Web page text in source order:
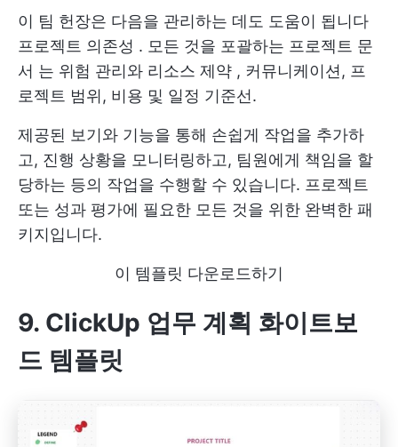
이 팀 헌장은 다음을 관리하는 데도 도움이 됩니다
프로젝트 의존성 . 모든 것을 포괄하는 프로젝트 문
서 는 위험 관리와 리소스 제약 , 커뮤니케이션, 프
로젝트 범위, 비용 및 일정 기준선.
제공된 보기와 기능을 통해 손쉽게 작업을 추가하
고, 진행 상황을 모니터링하고, 팀원에게 책임을 할
당하는 등의 작업을 수행할 수 있습니다. 프로젝트
또는 성과 평가에 필요한 모든 것을 위한 완벽한 패
키지입니다.
이 템플릿 다운로드하기
9. ClickUp 업무 계획 화이트보
드 템플릿